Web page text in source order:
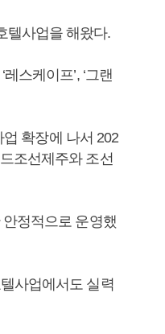
텔사업을 해왔다.
스케이프’, ‘그랜
업 확장에 나서 202
조선제주와 조선
정적으로 운영했
사업에서도 실력